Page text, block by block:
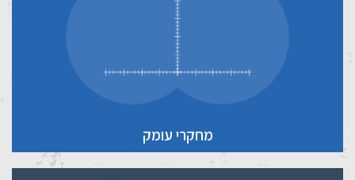
מחקרי עומק